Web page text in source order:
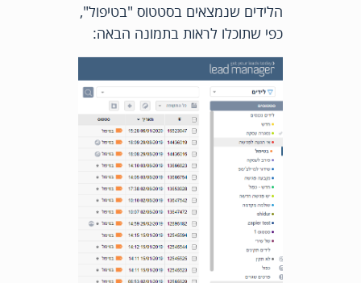
הלידים שנמצאים בסטטוס "בטיפול",
כפי שתוכלו לראות בתמונה הבאה: